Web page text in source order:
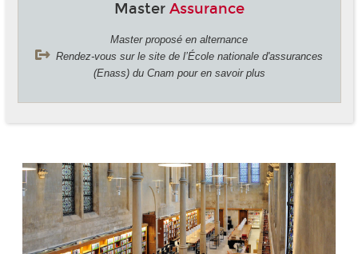
Master Assurance
Master proposé en alternance
Rendez-vous sur le site de l’École nationale d'assurances
(Enass) du Cnam pour en savoir plus